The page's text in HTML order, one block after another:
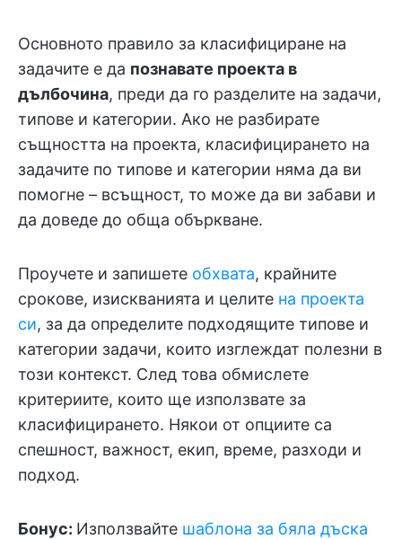
Основното правило за класифициране на
задачите е да познавате проекта в
дълбочина, преди да го разделите на задачи,
типове и категории. Ако не разбирате
същността на проекта, класифицирането на
задачите по типове и категории няма да ви
помогне – всъщност, то може да ви забави и
да доведе до обща объркване.
Проучете и запишете обхвата, крайните
срокове, изискванията и целите на проекта
си, за да определите подходящите типове и
категории задачи, които изглеждат полезни в
този контекст. След това обмислете
критериите, които ще използвате за
класифицирането. Някои от опциите са
спешност, важност, екип, време, разходи и
подход.
Бонус: Използвайте шаблона за бяла дъска